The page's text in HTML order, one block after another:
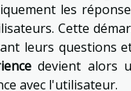
les
Cette
leurs questions
devient alors
avec l'utilisateur.